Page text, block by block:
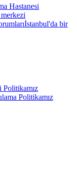
Hastanesi
İstanbul'da bir
Politikamız
Politikamız